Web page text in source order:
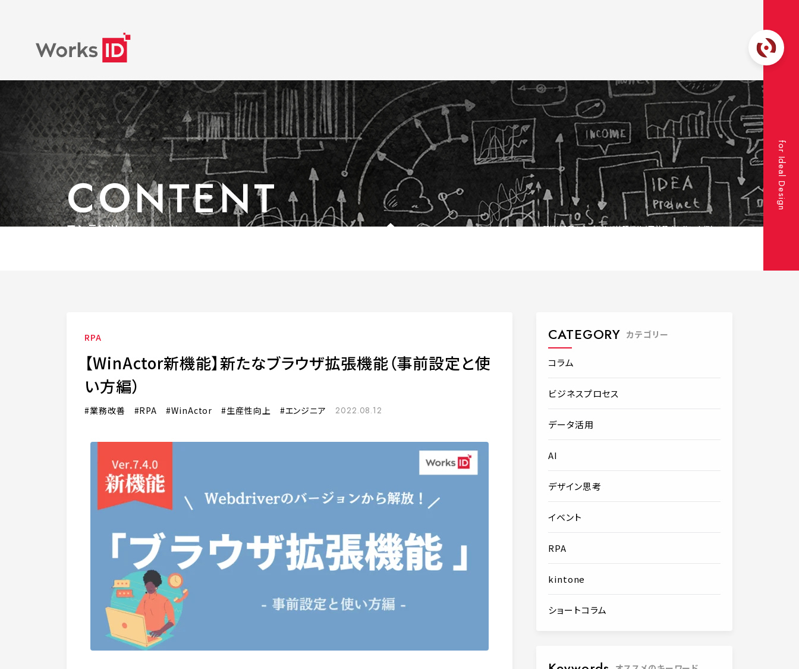
for Ideal Design
CONTENT
コンテンツ TOP コンテンツ RPA 【WinActor新機能】新たなブラウザ拡張機能（事前設定と使い方編）
RPA
【WinActor新機能】新たなブラウザ拡張機能（事前設定と使
い方編）
業務改善 RPA WinActor 生産性向上 エンジニア 2022.08.12
CATEGORY カテゴリー
コラム
ビジネスプロセス
データ活用
AI
デザイン思考
イベント
RPA
kintone
ショートコラム